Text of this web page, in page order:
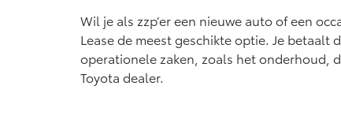
Wil je als zzp’er een nieuwe auto of een
Lease de meest geschikte optie. Je
operationele zaken, zoals het onderhoud,
Toyota dealer.